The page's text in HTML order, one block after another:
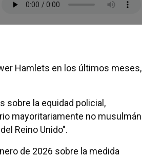
Hamlets en los últimos meses,
sobre la equidad policial,
mayoritariamente no musulmán
Reino Unido".
de 2026 sobre la medida